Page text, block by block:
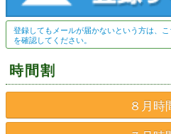
登録してもメールが届かないという方は、
を確認してください。
時間割
８月時